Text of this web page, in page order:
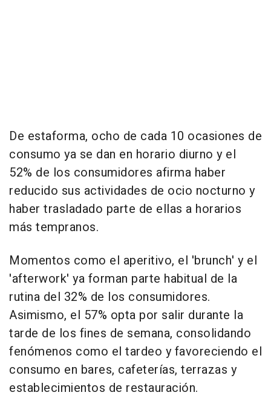
De estaforma, ocho de cada 10 ocasiones de
consumo ya se dan en horario diurno y el
52% de los consumidores afirma haber
reducido sus actividades de ocio nocturno y
haber trasladado parte de ellas a horarios
más tempranos.
Momentos como el aperitivo, el 'brunch' y el
'afterwork' ya forman parte habitual de la
rutina del 32% de los consumidores.
Asimismo, el 57% opta por salir durante la
tarde de los fines de semana, consolidando
fenómenos como el tardeo y favoreciendo el
consumo en bares, cafeterías, terrazas y
establecimientos de restauración.